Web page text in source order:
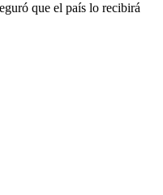
que el país lo recibirá